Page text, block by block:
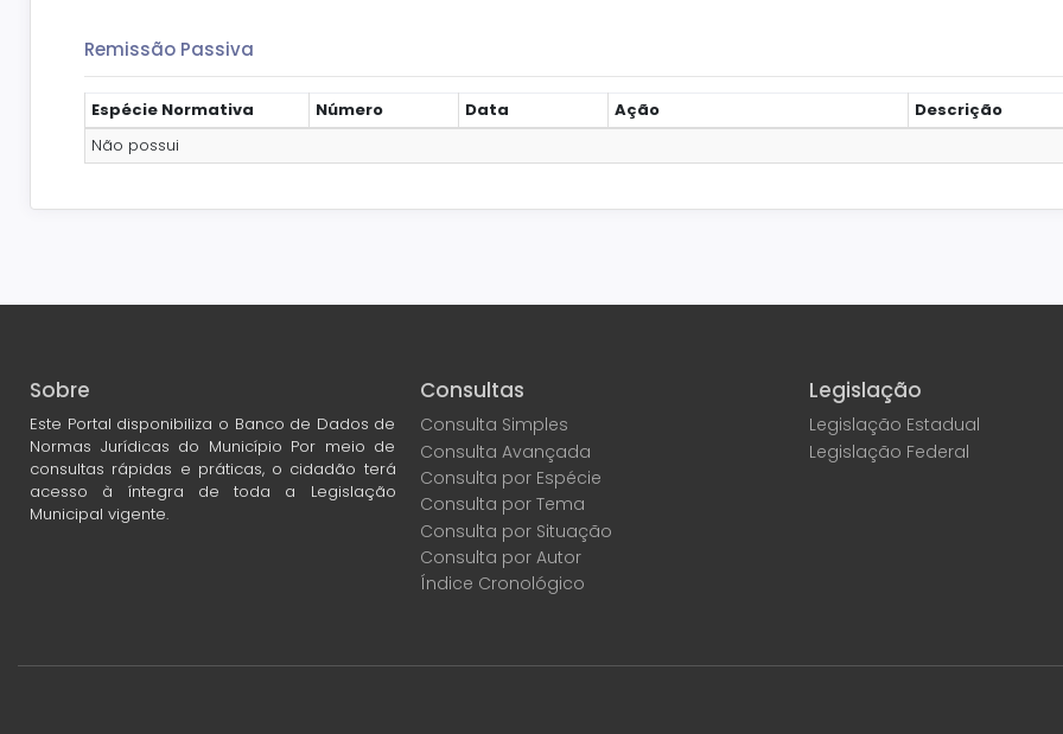
Remissão Passiva
Espécie Normativa Número Data Ação
Descrição
Não possui
Sobre
Este Portal disponibiliza o Banco de Dados de
Normas Jurídicas do Município Por meio de
consultas rápidas e práticas, o cidadão terá
acesso à íntegra de toda a Legislação
Municipal vigente.
Consultas
Consulta Simples
Consulta Avançada
Consulta por Espécie
Consulta por Tema
Consulta por Situação
Consulta por Autor
Índice Cronológico
Legislação
Legislação Estadual
Legislação Federal